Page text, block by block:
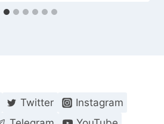
Twitter
Instagram